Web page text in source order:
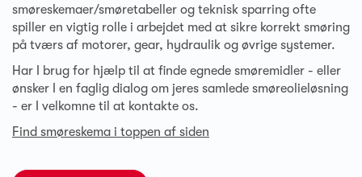
smøreskemaer/smøretabeller og teknisk sparring ofte
spiller en vigtig rolle i arbejdet med at sikre korrekt smøring
på tværs af motorer, gear, hydraulik og øvrige systemer.
Har I brug for hjælp til at finde egnede smøremidler - eller
ønsker I en faglig dialog om jeres samlede smøreolieløsning
- er I velkomne til at kontakte os.
Find smøreskema i toppen af siden